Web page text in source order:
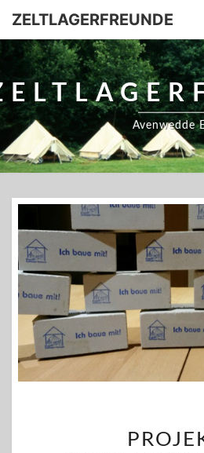
ZELTLAGERFREUNDE
Avenwedde